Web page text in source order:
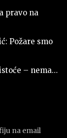
pravo na
Požare smo
– nema…
na email